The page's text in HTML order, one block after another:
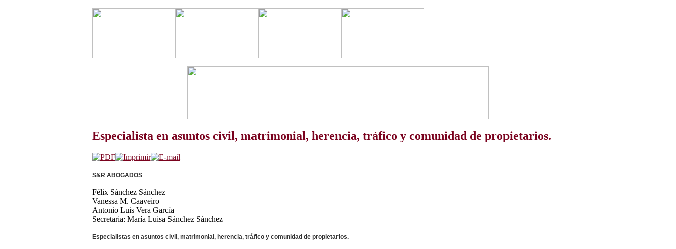
Especialista en asuntos civil, matrimonial, herencia, tráfico y comunidad de propietarios.
S&R ABOGADOS
Félix Sánchez Sánchez
Vanessa M. Caaveiro
Antonio Luis Vera García
Secretaria: María Luisa Sánchez Sánchez
Especialistas en asuntos civil, matrimonial, herencia, tráfico y comunidad de propietarios.